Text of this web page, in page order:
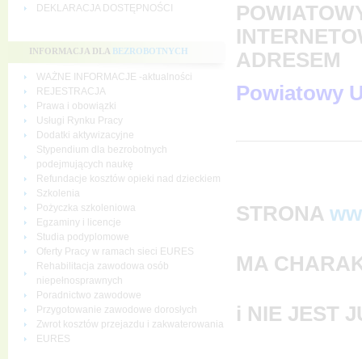
DEKLARACJA DOSTĘPNOŚCI
INFORMACJA DLA BEZROBOTNYCH
WAŻNE INFORMACJE -aktualności
REJESTRACJA
Prawa i obowiązki
Usługi Rynku Pracy
Dodatki aktywizacyjne
Stypendium dla bezrobotnych
podejmujących naukę
Refundacje kosztów opieki nad dzieckiem
Szkolenia
Pożyczka szkoleniowa
Egzaminy i licencje
Studia podyplomowe
Oferty Pracy w ramach sieci EURES
Rehabilitacja zawodowa osób
niepełnosprawnych
Poradnictwo zawodowe
Przygotowanie zawodowe dorosłych
Zwrot kosztów przejazdu i zakwaterowania
EURES
ADRESEM
Powiatowy
STRONA
MA
i NIE JEST